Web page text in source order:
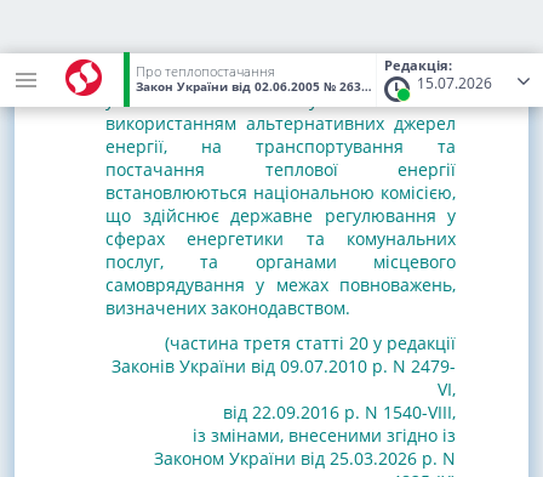
Редакція:
15.07.2026
Про теплопостачання
Закон України від 02.06.2005 № 2633-IV (Статус:Чинний)
теплоелектростанціях, атомних
електростанціях і когенераційних
установках та установках з
використанням альтернативних джерел
енергії, на транспортування та
постачання теплової енергії
встановлюються національною комісією,
що здійснює державне регулювання у
сферах енергетики та комунальних
послуг, та органами місцевого
самоврядування у межах повноважень,
визначених законодавством.
(частина третя статті 20 у редакції
Законів України від 09.07.2010 р. N 2479-
VI,
від 22.09.2016 р. N 1540-VIII,
із змінами, внесеними згідно із
Законом України від 25.03.2026 р. N